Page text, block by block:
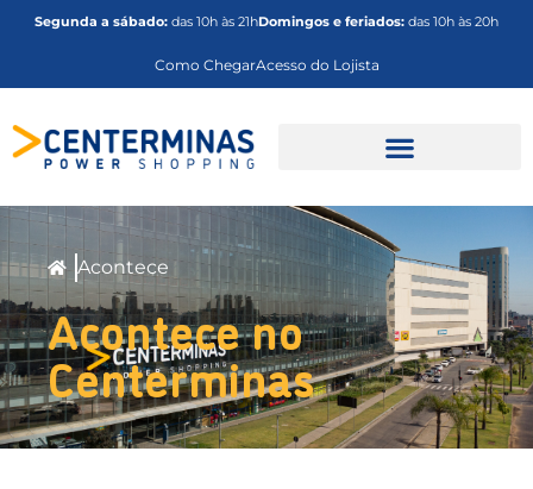
Segunda a sábado: das 10h às 21hDomingos e feriados: das 10h às 20h
Como ChegarAcesso do Lojista
Acontece
Acontece no
Centerminas